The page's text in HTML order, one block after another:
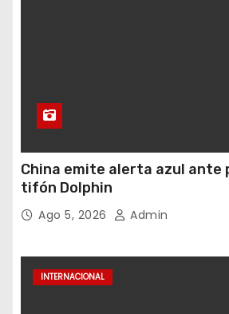
China emite alerta azul ante
tifón Dolphin
Ago 5, 2026 Admin
INTERNACIONAL